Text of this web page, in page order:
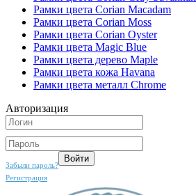
Рамки цвета Corian Macadam
Рамки цвета Corian Moss
Рамки цвета Corian Oyster
Рамки цвета Magic Blue
Рамки цвета дерево Maple
Рамки цвета кожа Havana
Рамки цвета металл Chrome
Авторизация
Забыли пароль?
Регистрация